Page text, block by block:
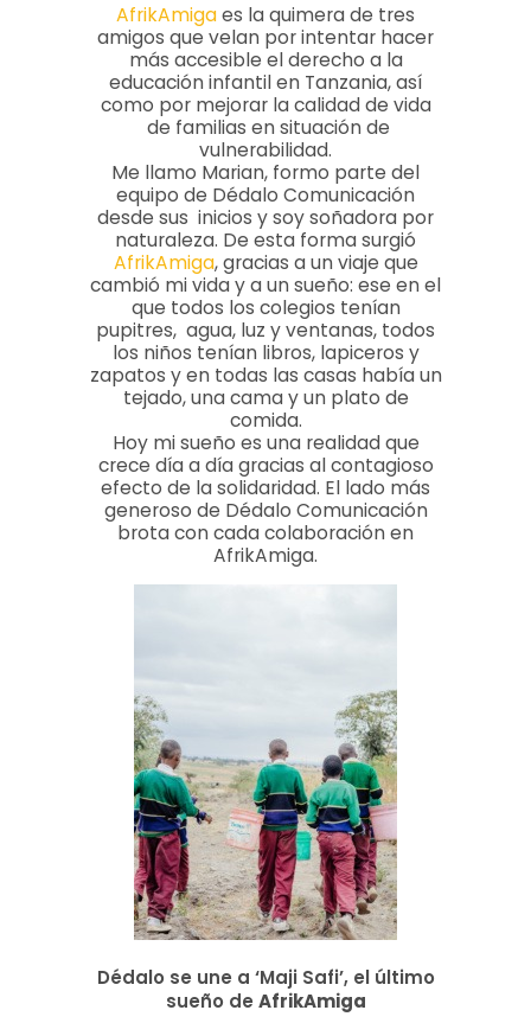
AfrikAmigaes la quimera de tres
amigos que velan por intentar hacer
más accesible el derecho a la
educación infantil en Tanzania, así
como por mejorar la calidad de vida
de familias en situación de
vulnerabilidad.
Me llamo Marian, formo parte del
equipo de Dédalo Comunicación
desde sus inicios y soy soñadora por
naturaleza. De esta forma surgió
AfrikAmiga, gracias a un viaje que
cambió mi vida y a un sueño: ese en el
que todos los colegios tenían
pupitres, agua, luz y ventanas, todos
los niños tenían libros, lapiceros y
zapatos y en todas las casas había un
tejado, una cama y un plato de
comida.
Hoy mi sueño es una realidad que
crece día a día gracias al contagioso
efecto de la solidaridad. El lado más
generoso de Dédalo Comunicación
brota con cada colaboración en
AfrikAmiga.
Dédalo se une a ‘Maji Safi’, el último
sueño de AfrikAmiga